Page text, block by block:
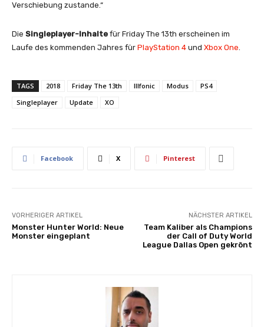
Verschiebung zustande.“
Die Singleplayer-Inhalte für Friday The 13th erscheinen im
Laufe des kommenden Jahres für PlayStation 4 und Xbox One.
TAGS 2018 Friday The 13th Illfonic Modus
PS4
Singleplayer
Update XO
Facebook X Pinterest
VORHERIGER ARTIKEL
Monster Hunter World: Neue
Monster eingeplant
NÄCHSTER ARTIKEL
Team Kaliber als Champions
der Call of Duty World
League Dallas Open gekrönt